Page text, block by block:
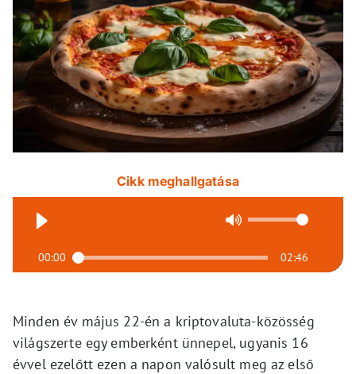
Cikk meghallgatása
00:00 02:46
Minden év május 22-én a kriptovaluta-közösség
világszerte egy emberként ünnepel, ugyanis 16
évvel ezelőtt ezen a napon valósult meg az első